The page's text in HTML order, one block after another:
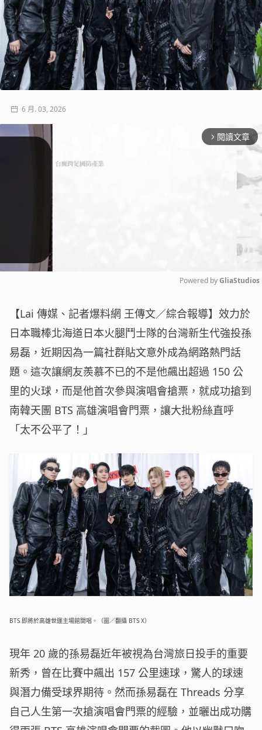
6 月. 03, 2026
arrow_forward_ios 閱讀文章
Powered by GliaStudios
【Lai 傳媒、記者爆料網 王傳文／綜合報導】效力於
日本職棒北海道日本火腿鬥士隊的台灣新生代強投孫
易磊，近期因為一篇社群貼文意外成為網路熱門話
題。這次讓網友羨慕不已的不是他飆出超過 150 公
里的火球，而是他首次參與演唱會搶票，就成功搶到
南韓天團 BTS 高雄演唱會門票，讓大批粉絲直呼
「太不公平了！」
BTS 即將於高雄世運主場館開唱。（圖／翻攝 BTS X）
現年 20 歲的孫易磊近年被視為台灣旅日投手的重要
新秀，曾在比賽中飆出 157 公里速球，驚人的球速
與潛力備受球界期待。然而孫易磊在 Threads 分享
自己人生第一次搶演唱會門票的經驗，並曬出成功購